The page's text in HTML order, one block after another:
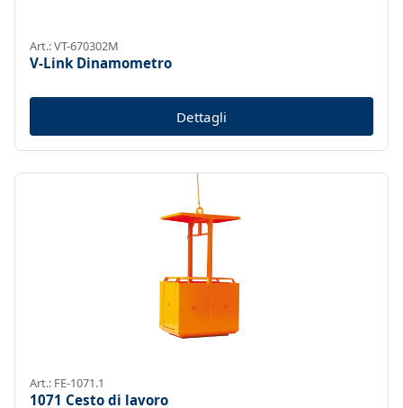
Art.: VT-670302M
V-Link Dinamometro
Dettagli
Art.: FE-1071.1
1071 Cesto di lavoro